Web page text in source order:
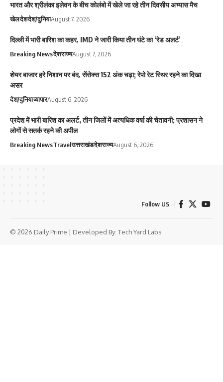
भारत और श्रीलंका इलेवन के बीच कोलंबो में खेले जा रहे तीन दिवसीय अभ्यास मैच
खेलदेशदेश/दुनियाAugust 7, 2026
दिल्ली में भारी बारिश का कहर, IMD ने जारी किया तीन घंटे का ‘रेड अलर्ट’
Breaking Newsदेशराज्यAugust 7, 2026
शेयर बाजार हरे निशान पर बंद, सेंसेक्स 152 अंक चढ़ा; रेपो रेट स्थिर रहने का दिखा
असर
देश/दुनियाव्यापारAugust 6, 2026
प्रदेश में भारी बारिश का अलर्ट, तीन जिलों में अत्यधिक वर्षा की चेतावनी; प्रशासन ने
लोगों से सतर्क रहने की अपील
Breaking NewsTravelउत्तराखंडदेशराज्यAugust 6, 2026
Follow US
© 2026 Daily Prime | Developed By: Tech Yard Labs